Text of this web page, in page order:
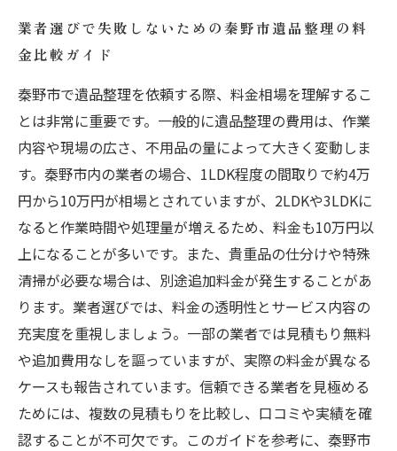
業者選びで失敗しないための秦野市遺品整理の料
金比較ガイド
秦野市で遺品整理を依頼する際、料金相場を理解するこ
とは非常に重要です。一般的に遺品整理の費用は、作業
内容や現場の広さ、不用品の量によって大きく変動しま
す。秦野市内の業者の場合、1LDK程度の間取りで約4万
円から10万円が相場とされていますが、2LDKや3LDKに
なると作業時間や処理量が増えるため、料金も10万円以
上になることが多いです。また、貴重品の仕分けや特殊
清掃が必要な場合は、別途追加料金が発生することがあ
ります。業者選びでは、料金の透明性とサービス内容の
充実度を重視しましょう。一部の業者では見積もり無料
や追加費用なしを謳っていますが、実際の料金が異なる
ケースも報告されています。信頼できる業者を見極める
ためには、複数の見積もりを比較し、口コミや実績を確
認することが不可欠です。このガイドを参考に、秦野市